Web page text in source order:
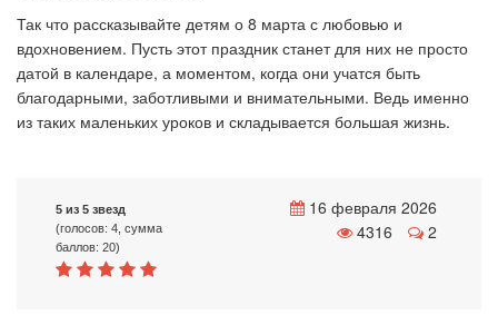
Так что рассказывайте детям о 8 марта с любовью и
вдохновением. Пусть этот праздник станет для них не просто
датой в календаре, а моментом, когда они учатся быть
благодарными, заботливыми и внимательными. Ведь именно
из таких маленьких уроков и складывается большая жизнь.
5 из 5 звезд
(голосов: 4, сумма
баллов: 20)
16 февраля 2026
4316
2